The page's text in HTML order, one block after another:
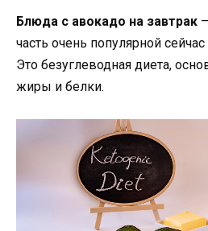
Блюда с авокадо на завтрак
часть очень популярной
Это безуглеводная диета,
жиры и белки.